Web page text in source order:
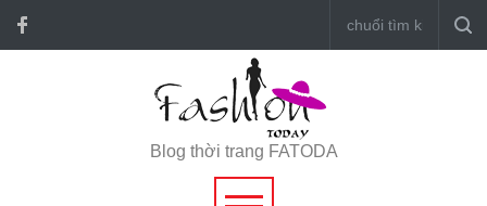
Blog thời trang FATODA